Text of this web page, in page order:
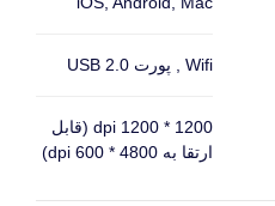
Wifi , پورت USB 2.0
1200 * 1200 dpi (قابل
ارتقا به 4800 * 600 dpi)